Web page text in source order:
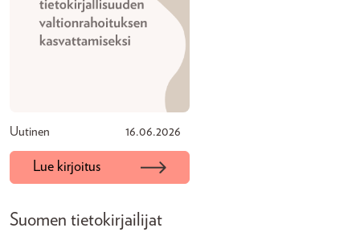
Uutinen 16.06.2026
Lue kirjoitus
Suomen tietokirjailijat